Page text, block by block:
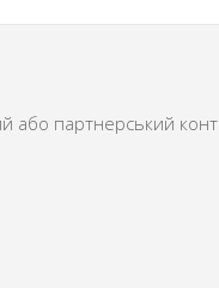
або партнерський